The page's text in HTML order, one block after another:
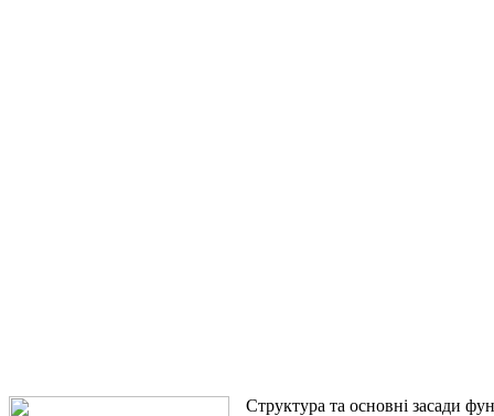
Структура та основні засади